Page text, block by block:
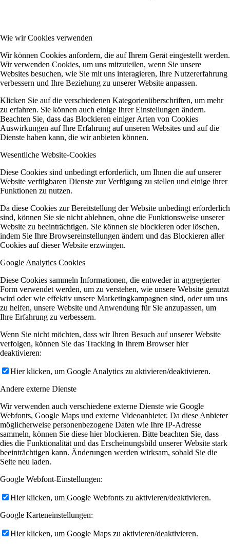
Wie wir Cookies verwenden
Wir können Cookies anfordern, die auf Ihrem Gerät eingestellt werden.
Wir verwenden Cookies, um uns mitzuteilen, wenn Sie unsere
Websites besuchen, wie Sie mit uns interagieren, Ihre Nutzererfahrung
verbessern und Ihre Beziehung zu unserer Website anpassen.
Klicken Sie auf die verschiedenen Kategorienüberschriften, um mehr
zu erfahren. Sie können auch einige Ihrer Einstellungen ändern.
Beachten Sie, dass das Blockieren einiger Arten von Cookies
Auswirkungen auf Ihre Erfahrung auf unseren Websites und auf die
Dienste haben kann, die wir anbieten können.
Wesentliche Website-Cookies
Diese Cookies sind unbedingt erforderlich, um Ihnen die auf unserer
Website verfügbaren Dienste zur Verfügung zu stellen und einige ihrer
Funktionen zu nutzen.
Da diese Cookies zur Bereitstellung der Website unbedingt erforderlich
sind, können Sie sie nicht ablehnen, ohne die Funktionsweise unserer
Website zu beeinträchtigen. Sie können sie blockieren oder löschen,
indem Sie Ihre Browsereinstellungen ändern und das Blockieren aller
Cookies auf dieser Website erzwingen.
Google Analytics Cookies
Diese Cookies sammeln Informationen, die entweder in aggregierter
Form verwendet werden, um zu verstehen, wie unsere Website genutzt
wird oder wie effektiv unsere Marketingkampagnen sind, oder um uns
zu helfen, unsere Website und Anwendung für Sie anzupassen, um
Ihre Erfahrung zu verbessern.
Wenn Sie nicht möchten, dass wir Ihren Besuch auf unserer Website
verfolgen, können Sie das Tracking in Ihrem Browser hier
deaktivieren:
Hier klicken, um Google Analytics zu aktivieren/deaktivieren.
Andere externe Dienste
Wir verwenden auch verschiedene externe Dienste wie Google
Webfonts, Google Maps und externe Videoanbieter. Da diese Anbieter
möglicherweise personenbezogene Daten wie Ihre IP-Adresse
sammeln, können Sie diese hier blockieren. Bitte beachten Sie, dass
dies die Funktionalität und das Erscheinungsbild unserer Website stark
beeinträchtigen kann. Änderungen werden wirksam, sobald Sie die
Seite neu laden.
Google Webfont-Einstellungen:
Hier klicken, um Google Webfonts zu aktivieren/deaktivieren.
Google Karteneinstellungen:
Hier klicken, um Google Maps zu aktivieren/deaktivieren.